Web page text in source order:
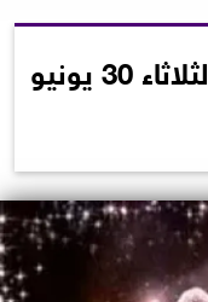
برج القوس.. حظك اليوم الثلاثاء 30 يونيو